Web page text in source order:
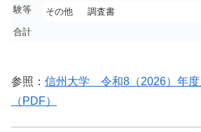
験等
その他
調査書
合計
参照： 信州大学 令和8（2026）年度
（PDF）